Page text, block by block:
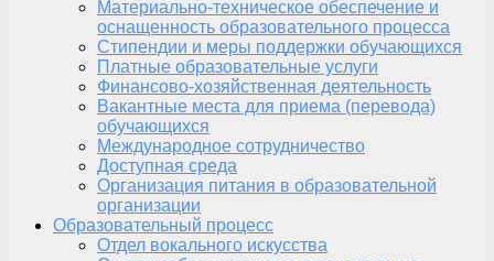
Материально-техническое обеспечение и
оснащенность образовательного процесса
Стипендии и меры поддержки обучающихся
Платные образовательные услуги
Финансово-хозяйственная деятельность
Вакантные места для приема (перевода)
обучающихся
Международное сотрудничество
Доступная среда
Организация питания в образовательной
организации
Образовательный процесс
Отдел вокального искусства